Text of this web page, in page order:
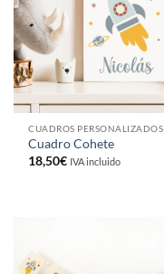
CUADROS PERSONALIZADOS
Cuadro Cohete
18,50€ IVA incluido